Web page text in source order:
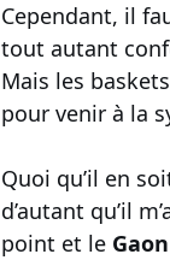
Cependant, il
tout autant
Mais les
pour venir à la
Quoi qu’il en
d’autant qu’il
point et le